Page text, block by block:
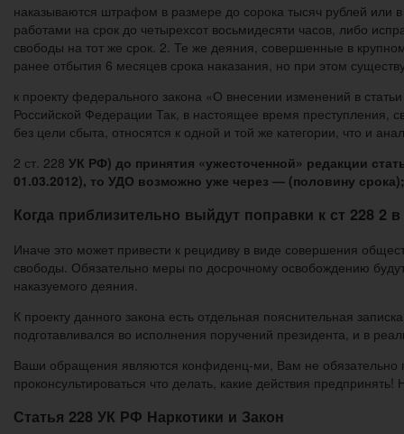
наказываются штрафом в размере до сорока тысяч рублей или
работами на срок до четырехсот восьмидесяти часов, либо
свободы на тот же срок. 2. Те же деяния, совершенные в
ранее отбытия 6 месяцев срока наказания, но при этом
к проекту федерального закона «О внесении изменений в
Российской Федерации Так, в настоящее время преступления,
без цели сбыта, относятся к одной и той же категории, что и
2 ст. 228 УК РФ) до принятия «ужесточенной» редакции
01.03.2012), то УДО возможно уже через — (половину
Когда приблизительно выйдут поправки к ст 228 2
Иначе это может привести к рецидиву в виде совершения
свободы. Обязательно меры по досрочному освобождению
наказуемого деяния.
К проекту данного закона есть отдельная пояснительная
подготавливался во исполнения поручений президента, и в
Ваши обращения являются конфиденц-ми, Вам не обязательно
проконсультироваться что делать, какие действия
Статья 228 УК РФ Наркотики и Закон